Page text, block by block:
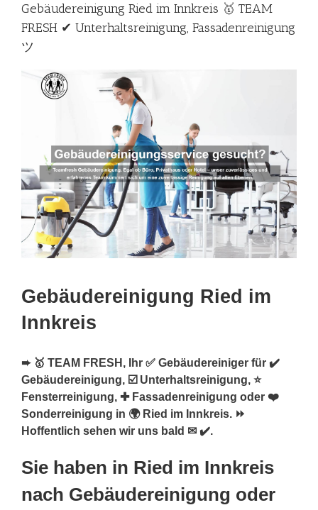
Gebäudereinigung Ried im Innkreis 🥇 TEAM
FRESH ✔ Unterhaltsreinigung, Fassadenreinigung
ツ
Gebäudereinigung Ried im
Innkreis
➨ 🥇 TEAM FRESH, Ihr ✅ Gebäudereiniger für ✔️
Gebäudereinigung, ☑️ Unterhaltsreinigung, ⭐
Fensterreinigung, ✚ Fassadenreinigung oder ❤️
Sonderreinigung in 🌍 Ried im Innkreis. ⏩
Hoffentlich sehen wir uns bald ✉ ✔️.
Sie haben in Ried im Innkreis
nach Gebäudereinigung oder